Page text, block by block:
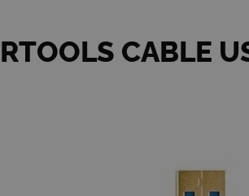
CABLE